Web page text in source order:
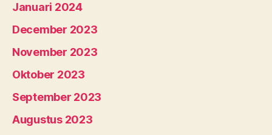
Januari 2024
December 2023
November 2023
Oktober 2023
September 2023
Augustus 2023